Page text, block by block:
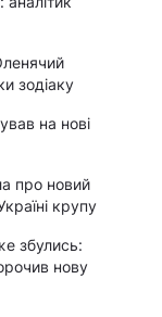
зодіаку
на нові
про новий
крупу
збулись:
нову